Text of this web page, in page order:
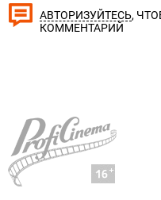
АВТОРИЗУЙТЕСЬ,
КОММЕНТАРИЙ